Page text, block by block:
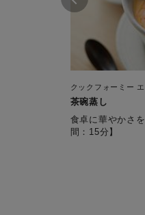
クックフォーミー
茶碗蒸し
食卓に華やかさを添
間：15分】